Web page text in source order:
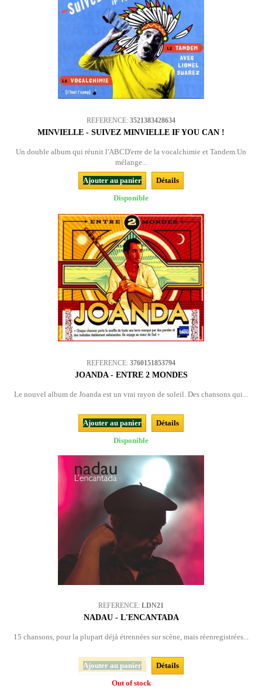
REFERENCE: 3521383428634
MINVIELLE - SUIVEZ MINVIELLE IF YOU CAN !
Un double album qui réunit l'ABCD'erre de la vocalchimie et Tandem.Un
mélange...
Ajouter au panier
Détails
Disponible
REFERENCE: 3760151853794
JOANDA - ENTRE 2 MONDES
Le nouvel album de Joanda est un vrai rayon de soleil. Des chansons qui...
Ajouter au panier
Détails
Disponible
REFERENCE: LDN21
NADAU - L'ENCANTADA
15 chansons, pour la plupart déjà étrennées sur scène, mais réenregistrées...
Ajouter au panier
Détails
Out of stock